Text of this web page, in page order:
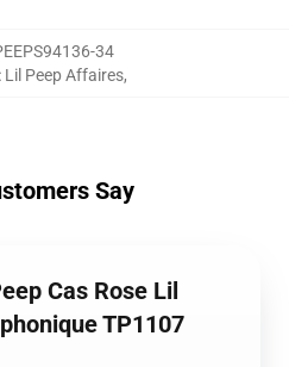
34
: Lil Peep Affaires,
Say
Cas Rose Lil
TP1107